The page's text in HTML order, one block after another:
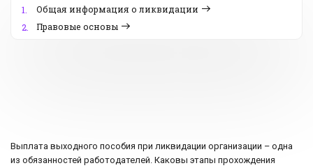
1.
Общая информация о ликвидации
2.
Правовые основы
Выплата выходного пособия при ликвидации организации – одна
из обязанностей работодателей. Каковы этапы прохождения